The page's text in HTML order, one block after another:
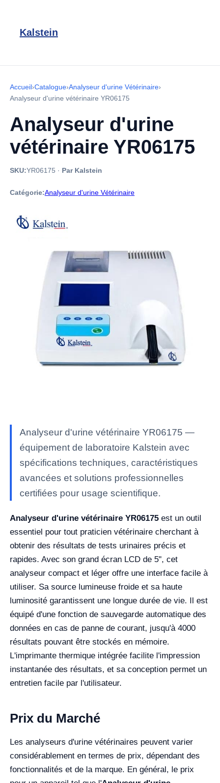
Kalstein
Accueil›Catalogue›Analyseur d'urine Vétérinaire›
Analyseur d'urine vétérinaire YR06175
Analyseur d'urine
vétérinaire YR06175
SKU:YR06175 · Par Kalstein
Catégorie:Analyseur d'urine Vétérinaire
Analyseur d'urine vétérinaire YR06175 —
équipement de laboratoire Kalstein avec
spécifications techniques, caractéristiques
avancées et solutions professionnelles
certifiées pour usage scientifique.
Analyseur d'urine vétérinaire YR06175 est un outil
essentiel pour tout praticien vétérinaire cherchant à
obtenir des résultats de tests urinaires précis et
rapides. Avec son grand écran LCD de 5", cet
analyseur compact et léger offre une interface facile à
utiliser. Sa source lumineuse froide et sa haute
luminosité garantissent une longue durée de vie. Il est
équipé d'une fonction de sauvegarde automatique des
données en cas de panne de courant, jusqu'à 4000
résultats pouvant être stockés en mémoire.
L'imprimante thermique intégrée facilite l'impression
instantanée des résultats, et sa conception permet un
entretien facile par l'utilisateur.
Prix ​​du Marché
Les analyseurs d'urine vétérinaires peuvent varier
considérablement en termes de prix, dépendant des
fonctionnalités et de la marque. En général, le prix